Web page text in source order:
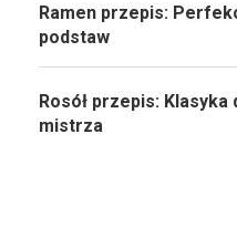
Ramen przepis:
podstaw
Rosół przepis:
mistrza